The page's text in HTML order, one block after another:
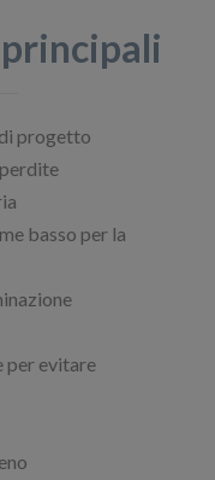
progetto
basso per la
per evitare